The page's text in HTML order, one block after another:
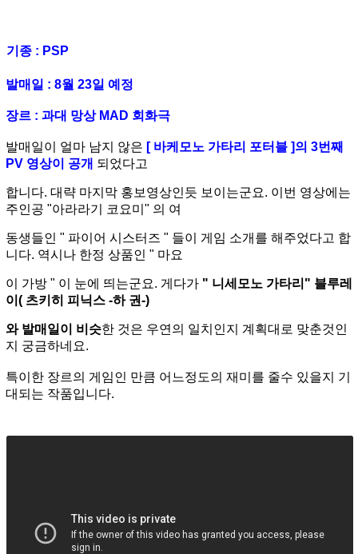
기종 : PSP
발매일 : 8월 23일 예정
장르 : 과대 망상 MAD 회화극
발매일이 얼마 남지 않은 [ 바케모노 가타리 포터블 ]의 3번째
PV 영상이 공개 되었다고
합니 다. 대략 마지막 홍보영상인듯 보이는군요. 이번 영상에는
주인공 "아라라기 코요미" 의 여
동생들인 " 파이어 시스터즈 " 들이 게임 소개를 해주었다고 합
니다. 역시나 한정 상품인 " 마요
이 가방 " 이 눈에 띄는군요. 게다가 " 니세모노 가타리" 블루레
이( 츠키히 피닉스 -하 권-)
와 발매일 이 비슷한 것은 우연의 일치인지 계획대로 맞춘것인
지 궁금하네요.
특이한 장르의 게임인 만큼 어느정도의 재미를 줄수 있을지 기
대되는 작품입니다.